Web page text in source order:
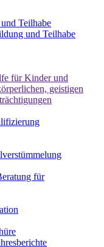
Teilhabe
und Teilhabe
für Kinder und
geistigen
für